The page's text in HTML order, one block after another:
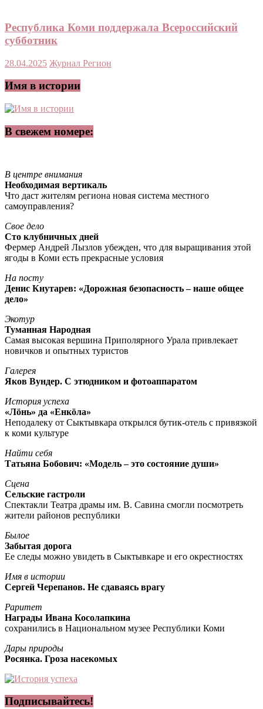
Республика Коми поддержала Всероссийский
субботник
28.04.2025 Журнал Регион
Имя в истории
В свежем номере:
В центре внимания
Необходимая вертикаль
Что даст жителям региона новая система местного
самоуправления?
Свое дело
Сто клубничных дней
Фермер Андрей Лызлов убежден, что для выращивания этой
ягоды в Коми есть прекрасные условия
На посту
Денис Кнутарев: «Дорожная безопасность – наше общее
дело»
Экотур
Туманная Народная
Самая высокая вершина Приполярного Урала привлекает
новичков и опытных туристов
Галерея
Яков Вундер. С этюдником и фотоаппаратом
История успеха
«Лöнь» да «Енкöла»
Неподалеку от Сыктывкара открылся бутик-отель с привязкой
к коми культуре
Найти себя
Татьяна Бобович: «Модель – это состояние души»
Сцена
Сельские гастроли
Спектакли Театра драмы им. В. Савина смогли посмотреть
жители районов республики
Былое
Забытая дорога
Ее следы можно увидеть в Сыктывкаре и его окрестностях
Имя в истории
Сергей Черепанов. Не сдаваясь врагу
Раритет
Награды Ивана Косолапкина
сохранились в Национальном музее Республики Коми
Дары природы
Росянка. Гроза насекомых
Подписывайтесь!